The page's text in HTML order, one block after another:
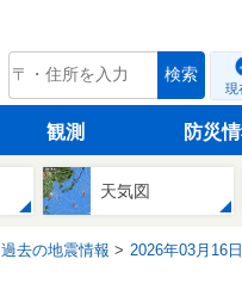
tenki.jp 検索
現
観測 防災
天気図
過去の地震情報 2026年03月16日